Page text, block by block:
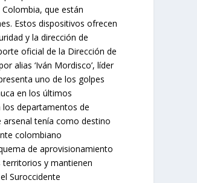
que están
Estos dispositivos ofrecen
y la dirección de
oficial de la Dirección de
alias ‘Iván Mordisco’, líder
uno de los golpes
en los últimos
los departamentos de
arsenal tenía como destino
colombiano
de aprovisionamiento
territorios y mantienen
Suroccidente